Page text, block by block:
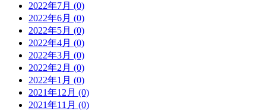
2022年7月 (0)
2022年6月 (0)
2022年5月 (0)
2022年4月 (0)
2022年3月 (0)
2022年2月 (0)
2022年1月 (0)
2021年12月 (0)
2021年11月 (0)